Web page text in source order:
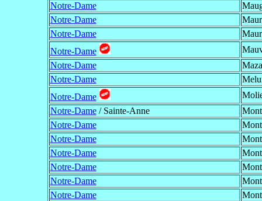
Notre-Dame
Notre-Dame
Notre-Dame
Notre-Dame
Notre-Dame
Notre-Dame
Notre-Dame
Notre-Dame/ Sainte-Anne
Notre-Dame
Notre-Dame
Notre-Dame
Notre-Dame
Notre-Dame
Notre-Dame